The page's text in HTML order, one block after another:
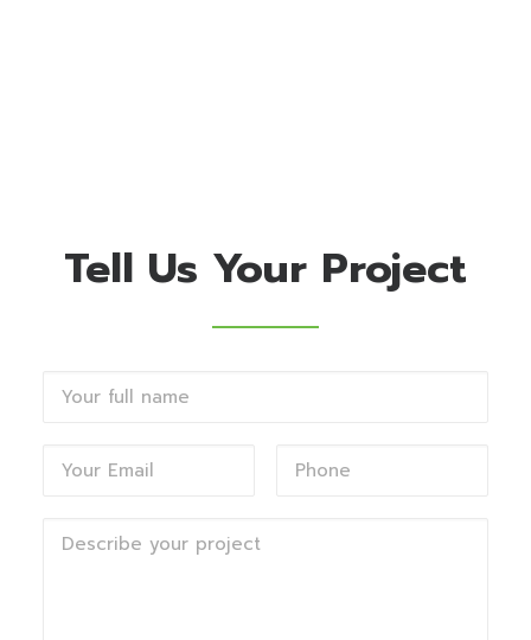
Tell Us Your Project